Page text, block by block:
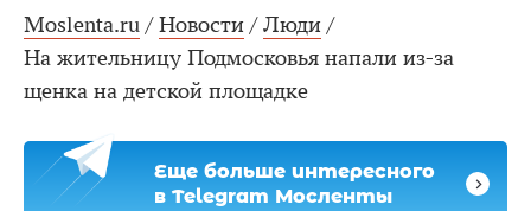
Moslenta.ru / Новости / Люди /
На жительницу Подмосковья напали из-за
щенка на детской площадке
Еще больше интересного
в Telegram Мосленты